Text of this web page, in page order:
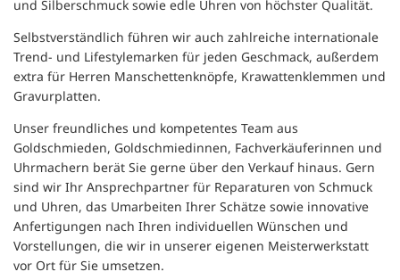
und Silberschmuck sowie edle Uhren von höchster Qualität.
Selbstverständlich führen wir auch zahlreiche internationale
Trend- und Lifestylemarken für jeden Geschmack, außerdem
extra für Herren Manschettenknöpfe, Krawattenklemmen und
Gravurplatten.
Unser freundliches und kompetentes Team aus
Goldschmieden, Goldschmiedinnen, Fachverkäuferinnen und
Uhrmachern berät Sie gerne über den Verkauf hinaus. Gern
sind wir Ihr Ansprechpartner für Reparaturen von Schmuck
und Uhren, das Umarbeiten Ihrer Schätze sowie innovative
Anfertigungen nach Ihren individuellen Wünschen und
Vorstellungen, die wir in unserer eigenen Meisterwerkstatt
vor Ort für Sie umsetzen.